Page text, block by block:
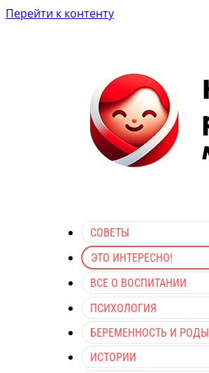
Перейти к контенту
СОВЕТЫ
ЭТО ИНТЕРЕСНО!
ВСЕ О ВОСПИТАНИИ
ПСИХОЛОГИЯ
БЕРЕМЕННОСТЬ И РОДЫ
ИСТОРИИ